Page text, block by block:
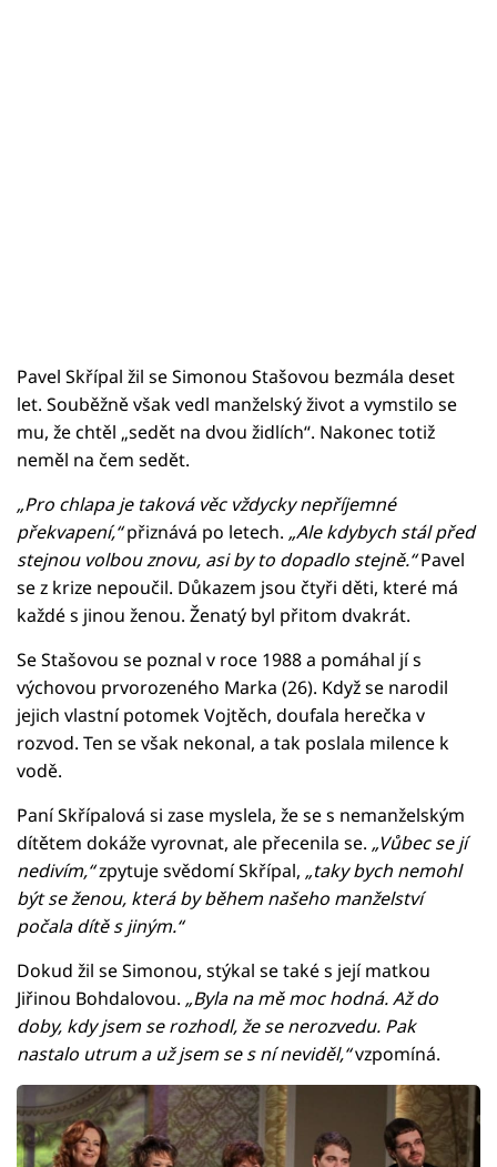
Pavel Skřípal žil se Simonou Stašovou bezmála deset
let. Souběžně však vedl manželský život a vymstilo se
mu, že chtěl „sedět na dvou židlích“. Nakonec totiž
neměl na čem sedět.
„Pro chlapa je taková věc vždycky nepříjemné
překvapení,“přiznává po letech. „Ale kdybych stál před
stejnou volbou znovu, asi by to dopadlo stejně.“Pavel
se z krize nepoučil. Důkazem jsou čtyři děti, které má
každé s jinou ženou. Ženatý byl přitom dvakrát.
Se Stašovou se poznal v roce 1988 a pomáhal jí s
výchovou prvorozeného Marka (26). Když se narodil
jejich vlastní potomek Vojtěch, doufala herečka v
rozvod. Ten se však nekonal, a tak poslala milence k
vodě.
Paní Skřípalová si zase myslela, že se s nemanželským
dítětem dokáže vyrovnat, ale přecenila se. „Vůbec se jí
nedivím,“zpytuje svědomí Skřípal, „taky bych nemohl
být se ženou, která by během našeho manželství
počala dítě s jiným.“
Dokud žil se Simonou, stýkal se také s její matkou
Jiřinou Bohdalovou. „Byla na mě moc hodná. Až do
doby, kdy jsem se rozhodl, že se nerozvedu. Pak
nastalo utrum a už jsem se s ní neviděl,“vzpomíná.